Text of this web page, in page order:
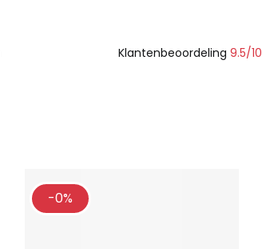
Klantenbeoordeling 9.5/10
-0%